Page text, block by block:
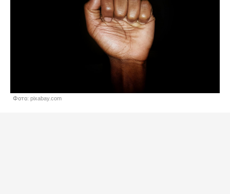
Фото: pixabay.com